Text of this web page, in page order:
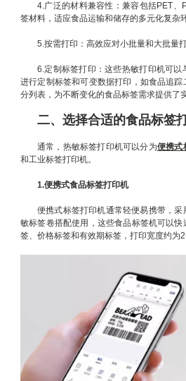
4.广泛的材料兼容性：兼容包括PET、
签材料，适应食品运输和储存的多元化复杂
5.按需打印：高效应对小批量和大批量
6.定制标签打印：这些热敏打印机可以
进行定制标签和可变数据打印，如食品追
分列表，为不断变化的食品标签需求提供了
二、选择合适的食品标签
通常，热敏标签打印机可以分为便携式
和工业标签打印机。
1.便携式食品标签打印机
便携式标签打印机通常轻便易携带，
敏标签卷搭配使用，这些食品标签机可以
签、价格标签和有效期标签，打印宽度约为